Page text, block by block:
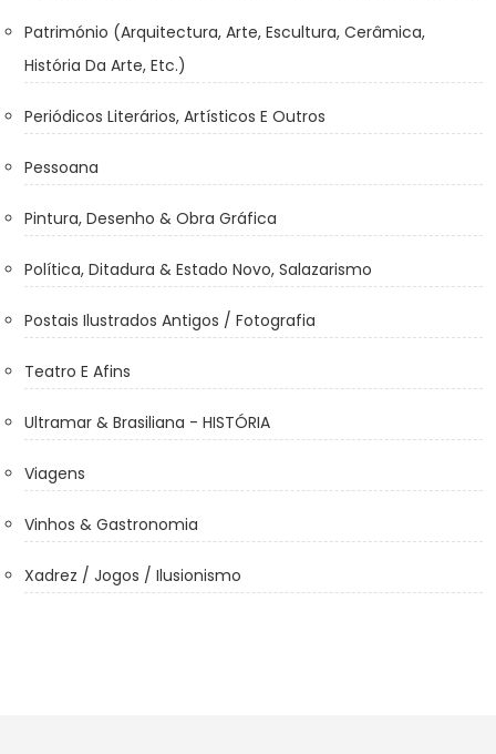
Património (Arquitectura, Arte, Escultura, Cerâmica,
História Da Arte, Etc.)
Periódicos Literários, Artísticos E Outros
Pessoana
Pintura, Desenho & Obra Gráfica
Política, Ditadura & Estado Novo, Salazarismo
Postais Ilustrados Antigos / Fotografia
Teatro E Afins
Ultramar & Brasiliana - HISTÓRIA
Viagens
Vinhos & Gastronomia
Xadrez / Jogos / Ilusionismo